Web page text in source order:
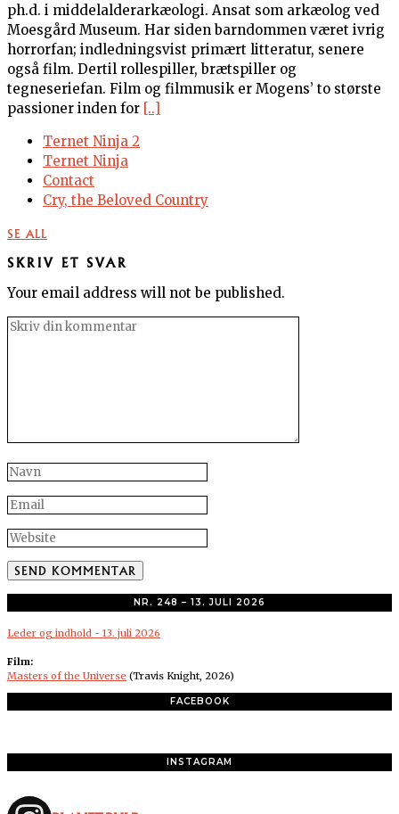
ph.d. i middelalderarkæologi. Ansat som arkæolog ved
Moesgård Museum. Har siden barndommen været ivrig
horrorfan; indledningsvist primært litteratur, senere
også film. Dertil rollespiller, brætspiller og
tegneseriefan. Film og filmmusik er Mogens’ to største
passioner inden for [..]
Ternet Ninja 2
Ternet Ninja
Contact
Cry, the Beloved Country
SE ALL
SKRIV ET SVAR
Your email address will not be published.
NR. 248 – 13. JULI 2026
Leder og indhold - 13. juli 2026
Film:
Masters of the Universe (Travis Knight, 2026)
FACEBOOK
INSTAGRAM